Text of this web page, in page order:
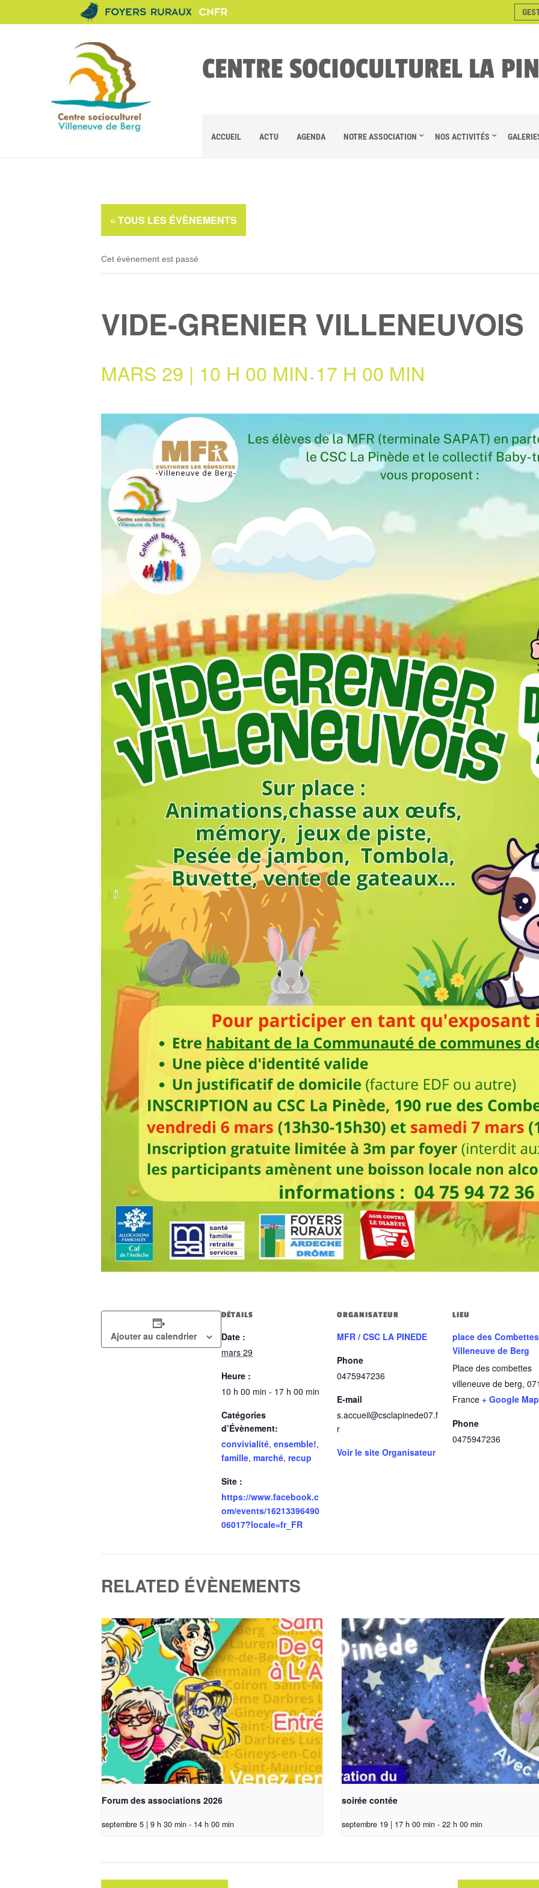
CENTRE SOCIOCULTUREL LA
ACCUEIL ACTU AGENDA NOTRE ASSOCIATION NOS ACTIVITÉS
« TOUS LES ÉVÈNEMENTS
Cet évènement est passé
VIDE-GRENIER VILLENEUVOIS
MARS 29 | 10 H 00 MIN - 17 H 00 MIN
Ajouter au calendrier
DÉTAILS
Date :
mars 29
Heure :
10 h 00 min - 17 h 00 min
Catégories
d’Évènement:
convivialité, ensemble!,
famille, marché, recup
Site :
https://www.facebook.c
om/events/16213396490
06017?locale=fr_FR
ORGANISATEUR
MFR / CSC LA PINEDE
Phone
0475947236
E-mail
s.accueil@csclapinede07.f
r
Voir le site Organisateur
LIEU
place des
Villeneuve de Berg
Place des combettes
villeneuve de berg,
France + Google Map
Phone
0475947236
RELATED ÉVÈNEMENTS
Forum des associations 2026
septembre 5 | 9 h 30 min - 14 h 00 min
soirée contée
septembre 19 | 17 h 00 min - 22 h 00 min